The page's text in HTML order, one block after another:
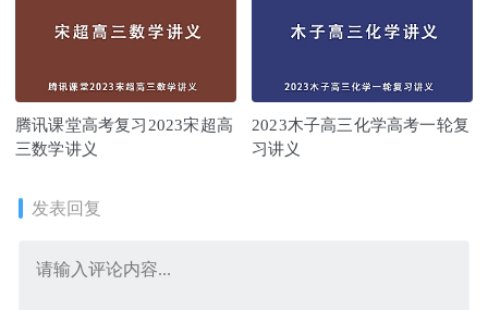
腾讯课堂高考复习2023宋超高
三数学讲义
2023木子高三化学高考一轮复
习讲义
发表回复